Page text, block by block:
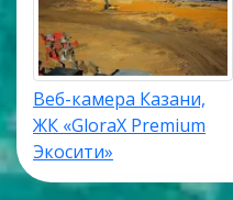
Веб-камера Казани,
ЖК «GloraX Premium
Экосити»